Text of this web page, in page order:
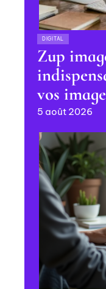
DIGITAL
Zup
vos
5 août 2026